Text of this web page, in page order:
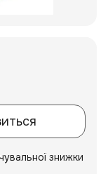
знижки